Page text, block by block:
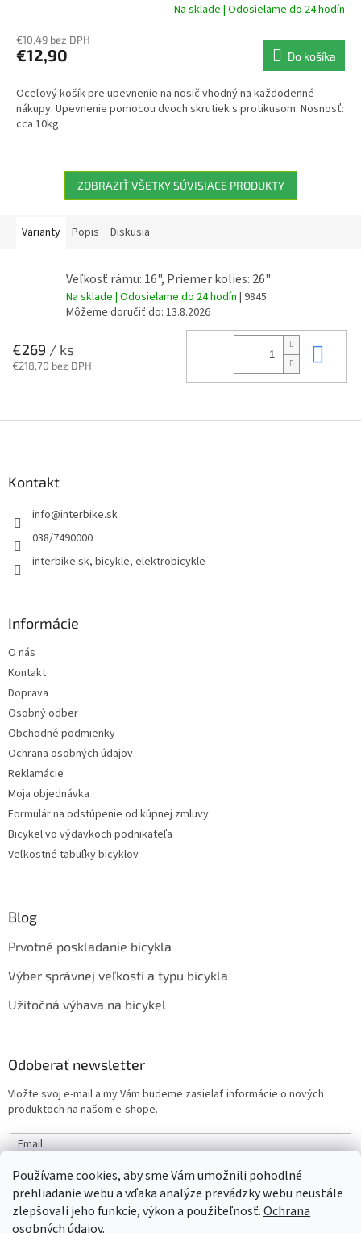
Používame cookies, aby sme Vám umožnili pohodlné
prehliadanie webu a vďaka analýze prevádzky webu neustále
zlepšovali jeho funkcie, výkon a použiteľnosť.Ochrana
osobných údajov.
Na sklade | Odosielame do 24 hodín
€10,49 bez DPH
€12,90 Do košíka
Oceľový košík pre upevnenie na nosič vhodný na každodenné
nákupy. Upevnenie pomocou dvoch skrutiek s protikusom. Nosnosť:
cca 10kg.
ZOBRAZIŤ VŠETKY SÚVISIACE PRODUKTY
Varianty Popis Diskusia
Veľkosť rámu: 16", Priemer kolies: 26"
Na sklade | Odosielame do 24 hodín | 9845
Môžeme doručiť do: 13.8.2026
€269 / ks
€218,70 bez DPH
Kontakt
info@interbike.sk
038/7490000
interbike.sk, bicykle, elektrobicykle
Informácie
O nás
Kontakt
Doprava
Osobný odber
Obchodné podmienky
Ochrana osobných údajov
Reklamácie
Moja objednávka
Formulár na odstúpenie od kúpnej zmluvy
Bicykel vo výdavkoch podnikateľa
Veľkostné tabuľky bicyklov
Blog
Prvotné poskladanie bicykla
Výber správnej veľkosti a typu bicykla
Užitočná výbava na bicykel
Odoberať newsletter
Vložte svoj e-mail a my Vám budeme zasielať informácie o nových
produktoch na našom e-shope.
Email
PRIHLÁSIŤ SA